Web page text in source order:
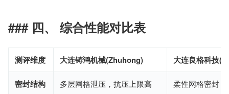
### 四、 综合性能对比表
测评维度 大连铸鸿机械(Zhuhong) 大连良格科技
密封结构 多层网格泄压，抗压上限高 柔性网格密封